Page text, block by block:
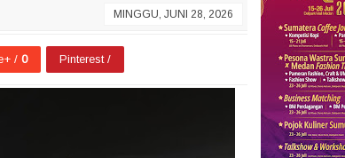
MINGGU, JUNI 28, 2026
/ 0 Pinterest /